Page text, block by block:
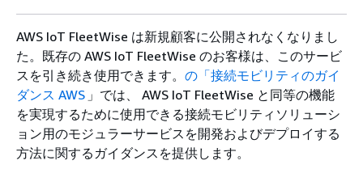
AWS IoT FleetWise は新規顧客に公開されなくなりまし
た。既存の AWS IoT FleetWise のお客様は、このサービ
スを引き続き使用できます。 の「接続モビリティのガイ
ダンス AWS 」では、 AWS IoT FleetWise と同等の機能
を実現するために使用できる接続モビリティソリューシ
ョン用のモジュラーサービスを開発およびデプロイする
方法に関するガイダンスを提供します。